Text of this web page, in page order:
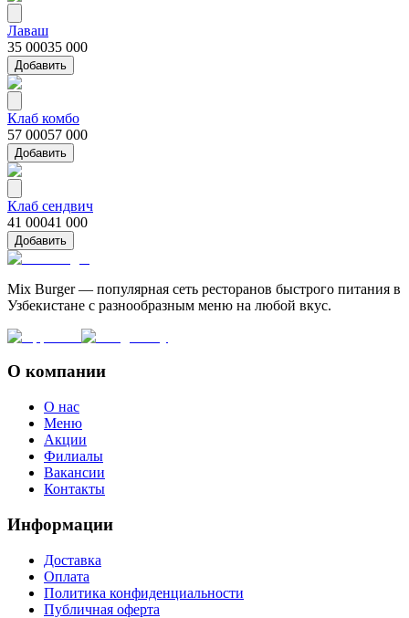
Лаваш
35 00035 000
Добавить
Клаб комбо
57 00057 000
Добавить
Клаб сендвич
41 00041 000
Добавить
Mix Burger — популярная сеть ресторанов быстрого питания в
Узбекистане с разнообразным меню на любой вкус.
О компании
О нас
Меню
Акции
Филиалы
Вакансии
Контакты
Информации
Доставка
Оплата
Политика конфиденциальности
Публичная оферта